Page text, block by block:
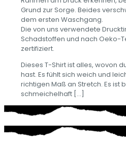
Grund zur Sorge. Beides
dem ersten Waschgang.
Die von uns verwendete
Schadstoffen und nach Oeko-
zertifiziert.
Dieses T-Shirt ist alles, wovon
hast. Es fühlt sich weich und
richtigen Maß an Stretch. Es ist
schmeichelhaft […]